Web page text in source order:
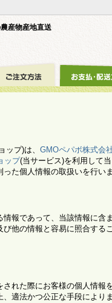
産物産地直送
ップ)は、 GMOペパボ株式会
ップ(当サービス)を利用して
った個人情報の取扱いを行いま
情報であって、当該情報に
他の情報と容易に照合する
れた際にお客様の個人情報
適法かつ公正な手段によりま